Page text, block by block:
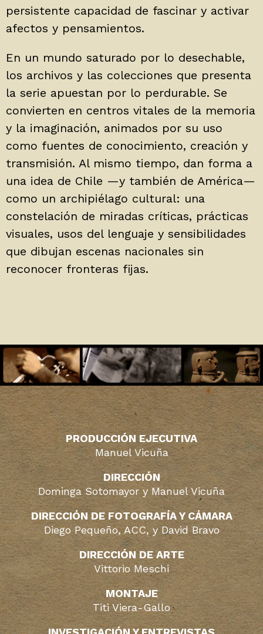
persistente capacidad de fascinar y activar
afectos y pensamientos.
En un mundo saturado por lo desechable,
los archivos y las colecciones que presenta
la serie apuestan por lo perdurable. Se
convierten en centros vitales de la memoria
y la imaginación, animados por su uso
como fuentes de conocimiento, creación y
transmisión. Al mismo tiempo, dan forma a
una idea de Chile —y también de América—
como un archipiélago cultural: una
constelación de miradas críticas, prácticas
visuales, usos del lenguaje y sensibilidades
que dibujan escenas nacionales sin
reconocer fronteras fijas.
PRODUCCIÓN EJECUTIVA
Manuel Vicuña
DIRECCIÓN
Dominga Sotomayor y Manuel Vicuña
DIRECCIÓN DE FOTOGRAFÍA Y CÁMARA
Diego Pequeño, ACC, y David Bravo
DIRECCIÓN DE ARTE
Vittorio Meschi
MONTAJE
Titi Viera-Gallo